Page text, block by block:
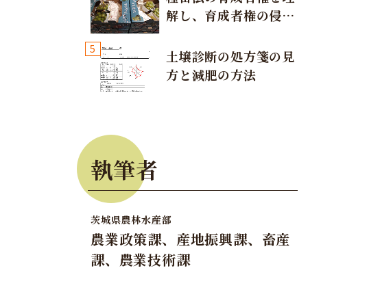
解し、育成者権の侵害
意しましょう！
5
土壌診断の処方箋の見
方と減肥の方法
執筆者
茨城県農林水産部
農業政策課、産地振興課、畜産
課、農業技術課